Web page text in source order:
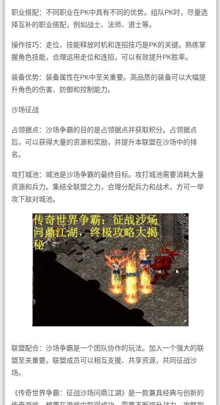
职业搭配：不同职业在PK中具有不同的优势。组队PK时，尽量选
择互补的职业搭配，例如战士、法师、道士等。
操作技巧：走位、技能释放时机和连招技巧是PK的关键。熟练掌
握角色技能，合理运用走位和连招，可以有效提升PK胜率。
装备优势：装备属性在PK中至关重要。高品质的装备可以大幅提
升角色的伤害、防御和控制能力。
沙场征战
占领据点：沙场争霸的目的是占领据点并获取积分。占领据点
后，可以获得大量的资源和奖励，并提升本联盟在沙场中的排
名。
攻打城池：城池是沙场争霸的最终目标。攻打城池需要消耗大量
资源和兵力。集结全联盟之力，合理分配兵力和战术，方可一举
攻下敌对城池。
联盟配合：沙场争霸是一个团队协作的玩法。加入一个强大的联
盟至关重要。联盟成员可以相互支援、共享资源，共同征战沙
场。
《传奇世界争霸：征战沙场问鼎江湖》是一款兼具经典与创新的